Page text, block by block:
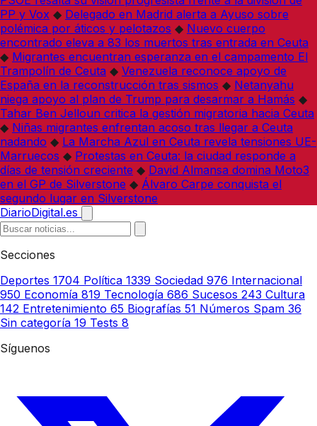
PP y Vox ◆ Delegado en Madrid alerta a Ayuso sobre
polémica por áticos y pelotazos ◆ Nuevo cuerpo
encontrado eleva a 83 los muertos tras entrada en Ceuta
◆ Migrantes encuentran esperanza en el campamento El
Trampolín de Ceuta ◆ Venezuela reconoce apoyo de
España en la reconstrucción tras sismos ◆ Netanyahu
niega apoyo al plan de Trump para desarmar a Hamás ◆
Tahar Ben Jelloun critica la gestión migratoria hacia Ceuta
◆ Niñas migrantes enfrentan acoso tras llegar a Ceuta
nadando ◆ La Marcha Azul en Ceuta revela tensiones UE-
Marruecos ◆ Protestas en Ceuta: la ciudad responde a
días de tensión creciente ◆ David Almansa domina Moto3
en el GP de Silverstone ◆ Álvaro Carpe conquista el
segundo lugar en Silverstone
DiarioDigital.es
Secciones
Deportes 1704 Política 1339 Sociedad 976 Internacional
950 Economía 819 Tecnología 686 Sucesos 243 Cultura
142 Entretenimiento 65 Biografías 51 Números Spam 36
Sin categoría 19 Tests 8
Síguenos